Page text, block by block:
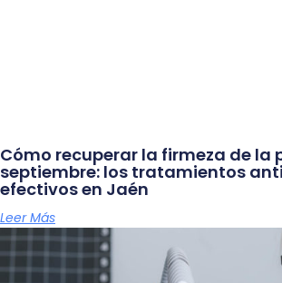
Cómo recuperar la firmeza de la
septiembre: los tratamientos
efectivos en Jaén
Leer Más